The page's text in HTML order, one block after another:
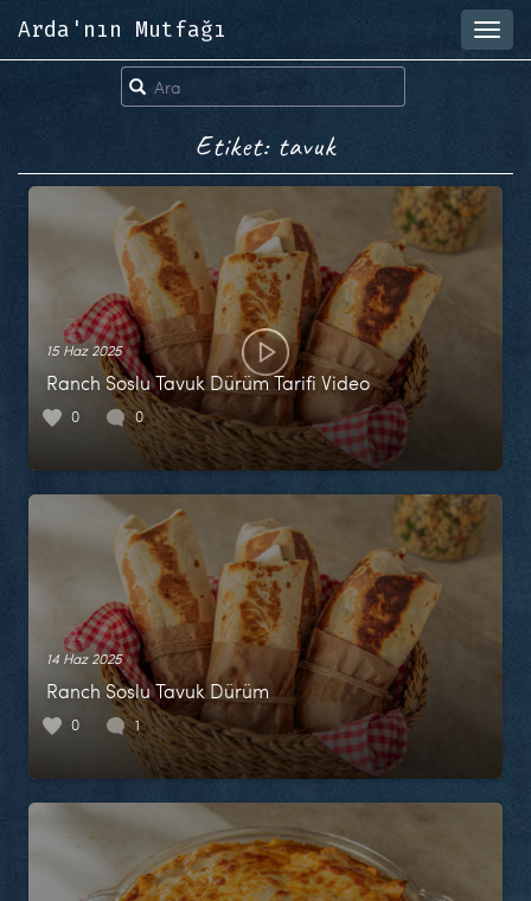
Arda'nın Mutfağı
Etiket: tavuk
15 Haz 2025
Ranch Soslu Tavuk Dürüm Tarifi Video
0 0
14 Haz 2025
Ranch Soslu Tavuk Dürüm
0 1